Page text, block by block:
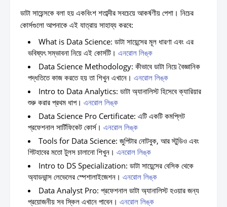
ডাটা সায়েন্সকে বলা হয় একবিংশ শতাব্দীর সবচেয়ে আকর্ষণীয় পেশা। নিচের
কোর্সগুলো আপনাকে এই যাত্রায় সাহায্য করবে:
What is Data Science: ডাটা সায়েন্সের মূল ধারণা এবং এর
ভবিষ্যৎ সম্ভাবনা নিয়ে এই কোর্সটি। এনরোল লিঙ্ক
Data Science Methodology: কীভাবে ডাটা নিয়ে বৈজ্ঞানিক
পদ্ধতিতে কাজ করতে হয় তা শিখুন এখানে। এনরোল লিঙ্ক
Intro to Data Analytics: ডাটা অ্যানালিস্ট হিসেবে ক্যারিয়ার
শুরু করার প্রথম ধাপ। এনরোল লিঙ্ক
Data Science Pro Certificate: এটি একটি কমপ্লিট
প্রফেশনাল সার্টিফিকেট কোর্স। এনরোল লিঙ্ক
Tools for Data Science: জুপিটার নোটবুক, আর স্টুডিও এবং
গিটহাবের মতো টুলস চালানো শিখুন। এনরোল লিঙ্ক
Intro to DS Specialization: ডাটা সায়েন্সের বেসিক থেকে
অ্যাডভান্স লেভেলের স্পেশালাইজেশন। এনরোল লিঙ্ক
Data Analyst Pro: প্রফেশনাল ডাটা অ্যানালিস্ট হওয়ার জন্য
প্রয়োজনীয় সব স্কিল এখানে পাবেন। এনরোল লিঙ্ক